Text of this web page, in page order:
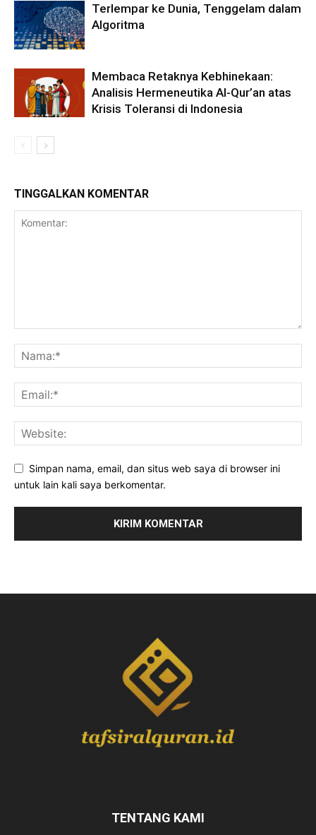
Terlempar ke Dunia, Tenggelam dalam
Algoritma
Membaca Retaknya Kebhinekaan:
Analisis Hermeneutika Al-Qur’an atas
Krisis Toleransi di Indonesia
TINGGALKAN KOMENTAR
Simpan nama, email, dan situs web saya di browser ini
untuk lain kali saya berkomentar.
TENTANG KAMI